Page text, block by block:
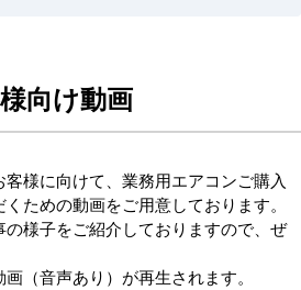
向け動画
様に向けて、業務用エアコンご購入
ための動画をご用意しております。
様子をご紹介しておりますので、ぜ
（音声あり）が再生されます。